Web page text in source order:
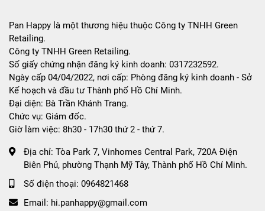
Pan Happy là một thương hiệu thuộc Công ty TNHH Green
Retailing.
Công ty TNHH Green Retailing.
Số giấy chứng nhận đăng ký kinh doanh: 0317232592.
Ngày cấp 04/04/2022, nơi cấp: Phòng đăng ký kinh doanh - Sở
Kế hoạch và đầu tư Thành phố Hồ Chí Minh.
Đại diện: Bà Trần Khánh Trang.
Chức vụ: Giám đốc.
Giờ làm việc: 8h30 - 17h30 thứ 2 - thứ 7.
Địa chỉ: Tòa Park 7, Vinhomes Central Park, 720A Điện
Biên Phủ, phường Thạnh Mỹ Tây, Thành phố Hồ Chí Minh.
Số điện thoại: 0964821468
Email: hi.panhappy@gmail.com